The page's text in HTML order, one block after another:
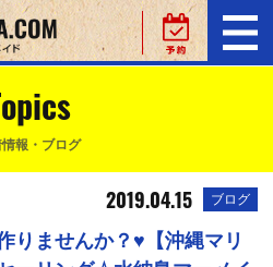
報・ブログ
2019.04.15 ブログ
りませんか？♥【沖縄マリ